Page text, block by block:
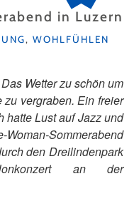
in Luzern
, WOHLFÜHLEN
Wetter zu schön um
vergraben. Ein freier
hatte Lust auf Jazz und
Sommerabend
den Dreilindenpark
an der